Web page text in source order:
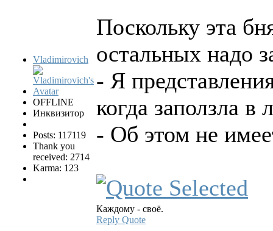
Vladimirovich
OFFLINE
Инквизитор
Posts: 117119
Thank you
received: 2714
Karma: 123
Поскольку эта
остальных надо
- Я
когда заползла в
- Об этом не
Каждому - своё.
Reply Quote